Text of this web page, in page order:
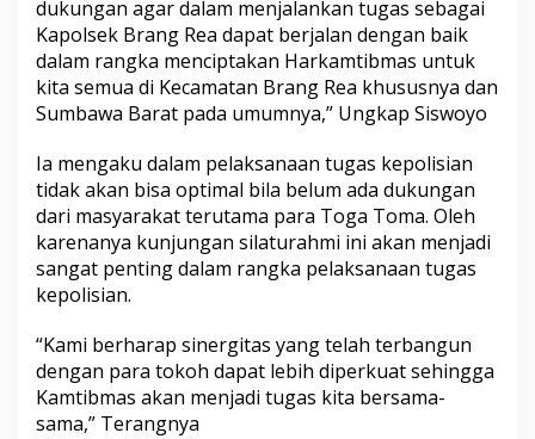
dukungan agar dalam menjalankan tugas sebagai
Kapolsek Brang Rea dapat berjalan dengan baik
dalam rangka menciptakan Harkamtibmas untuk
kita semua di Kecamatan Brang Rea khususnya dan
Sumbawa Barat pada umumnya,” Ungkap Siswoyo
Ia mengaku dalam pelaksanaan tugas kepolisian
tidak akan bisa optimal bila belum ada dukungan
dari masyarakat terutama para Toga Toma. Oleh
karenanya kunjungan silaturahmi ini akan menjadi
sangat penting dalam rangka pelaksanaan tugas
kepolisian.
“Kami berharap sinergitas yang telah terbangun
dengan para tokoh dapat lebih diperkuat sehingga
Kamtibmas akan menjadi tugas kita bersama-
sama,” Terangnya